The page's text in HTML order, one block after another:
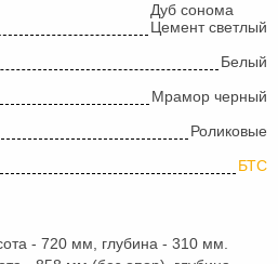
Дуб сонома
Цемент светлый
Белый
Мрамор черный
Роликовые
БТС
- 720 мм, глубина - 310 мм.